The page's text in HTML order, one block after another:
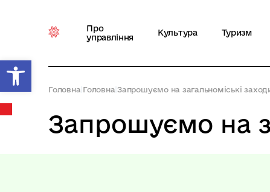
Відкрити Панель інструментів
Про
управління
Культура Туризм
Головна Головна Запрошуємо на загальноміські
Запрошуємо на